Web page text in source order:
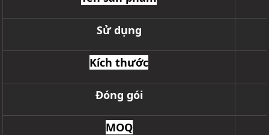
Sử dụng
Kích thước
Đóng gói
MOQ